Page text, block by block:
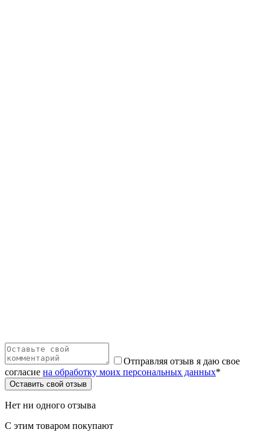
Отправляя отзыв я даю свое
согласие на обработку моих персональных данных*
Оставить свой отзыв
Нет ни одного отзыва
С этим товаром покупают